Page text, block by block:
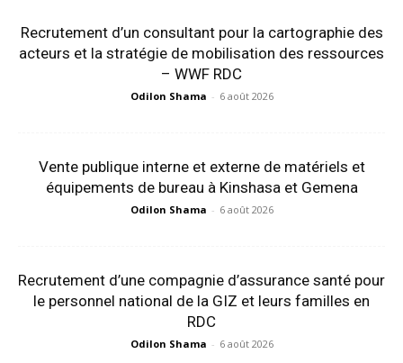
Recrutement d’un consultant pour la cartographie des
acteurs et la stratégie de mobilisation des ressources
– WWF RDC
Odilon Shama - 6 août 2026
Vente publique interne et externe de matériels et
équipements de bureau à Kinshasa et Gemena
Odilon Shama - 6 août 2026
Recrutement d’une compagnie d’assurance santé pour
le personnel national de la GIZ et leurs familles en
RDC
Odilon Shama - 6 août 2026